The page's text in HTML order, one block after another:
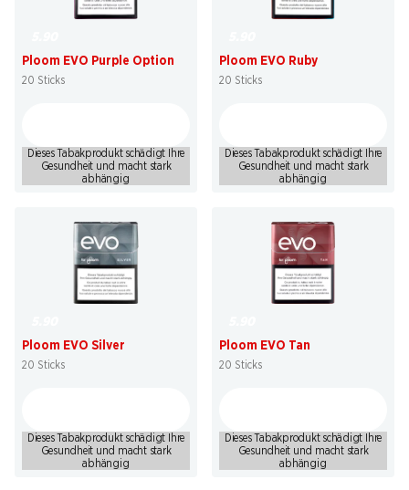
Ploom EVO Purple Option
20 Sticks
Dieses Tabakprodukt schädigt Ihre
Gesundheit und macht stark
abhängig
Ploom EVO Ruby
20 Sticks
Dieses Tabakprodukt schädigt Ihre
Gesundheit und macht stark
abhängig
Ploom EVO Silver
20 Sticks
Dieses Tabakprodukt schädigt Ihre
Gesundheit und macht stark
abhängig
Ploom EVO Tan
20 Sticks
Dieses Tabakprodukt schädigt Ihre
Gesundheit und macht stark
abhängig